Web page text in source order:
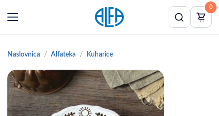
0
Naslovnica Alfateka Kuharice